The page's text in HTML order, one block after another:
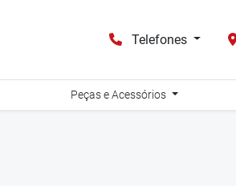
Telefones
Peças e Acessórios